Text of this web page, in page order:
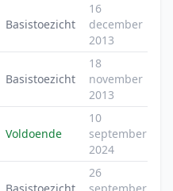
Basistoezicht
16
december
2013
Basistoezicht
18
november
2013
Voldoende
10
september
2024
26